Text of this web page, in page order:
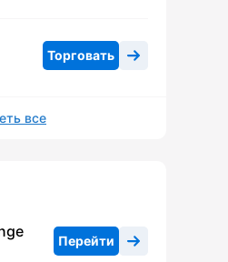
Торговать
все
Перейти